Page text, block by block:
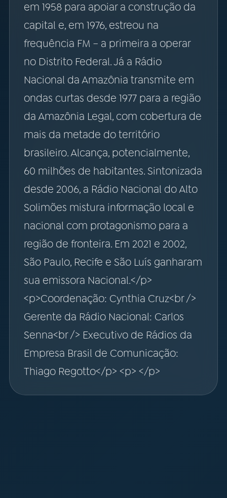
em 1958 para apoiar a construção da
capital e, em 1976, estreou na
frequência FM – a primeira a operar
no Distrito Federal. Já a Rádio
Nacional da Amazônia transmite em
ondas curtas desde 1977 para a região
da Amazônia Legal, com cobertura de
mais da metade do território
brasileiro. Alcança, potencialmente,
60 milhões de habitantes. Sintonizada
desde 2006, a Rádio Nacional do Alto
Solimões mistura informação local e
nacional com protagonismo para a
região de fronteira. Em 2021 e 2002,
São Paulo, Recife e São Luís ganharam
sua emissora Nacional.</p>
<p>Coordenação: Cynthia Cruz<br />
Gerente da Rádio Nacional: Carlos
Senna<br /> Executivo de Rádios da
Empresa Brasil de Comunicação:
Thiago Regotto</p> <p> </p>